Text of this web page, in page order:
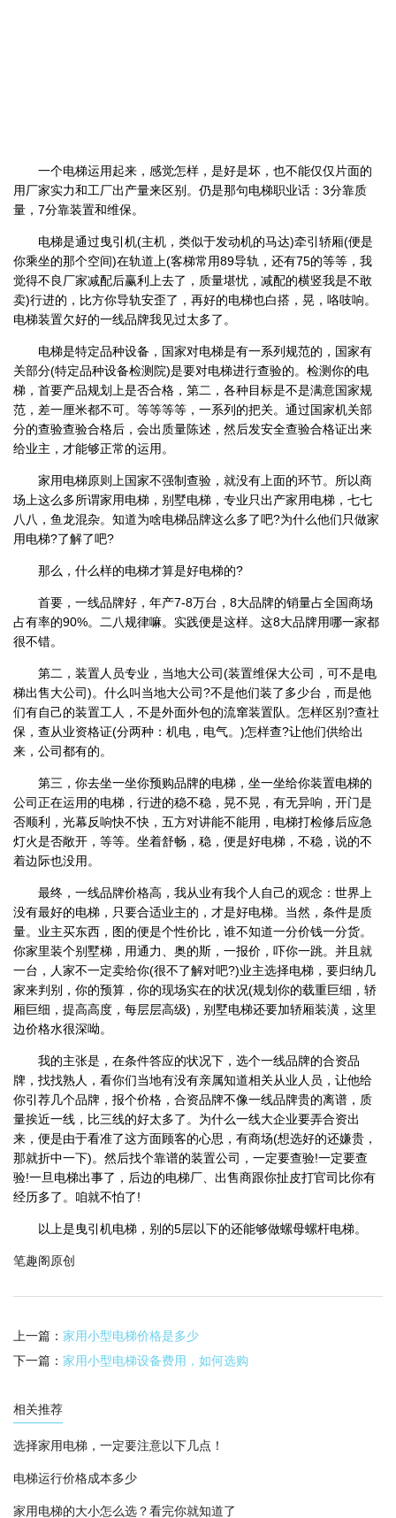
一个电梯运用起来，感觉怎样，是好是坏，也不能仅仅片面的
用厂家实力和工厂出产量来区别。仍是那句电梯职业话：3分靠质
量，7分靠装置和维保。
电梯是通过曳引机(主机，类似于发动机的马达)牵引轿厢(便是
你乘坐的那个空间)在轨道上(客梯常用89导轨，还有75的等等，我
觉得不良厂家减配后赢利上去了，质量堪忧，减配的横竖我是不敢
卖)行进的，比方你导轨安歪了，再好的电梯也白搭，晃，咯吱响。
电梯装置欠好的一线品牌我见过太多了。
电梯是特定品种设备，国家对电梯是有一系列规范的，国家有
关部分(特定品种设备检测院)是要对电梯进行查验的。检测你的电
梯，首要产品规划上是否合格，第二，各种目标是不是满意国家规
范，差一厘米都不可。等等等等，一系列的把关。通过国家机关部
分的查验查验合格后，会出质量陈述，然后发安全查验合格证出来
给业主，才能够正常的运用。
家用电梯原则上国家不强制查验，就没有上面的环节。所以商
场上这么多所谓家用电梯，别墅电梯，专业只出产家用电梯，七七
八八，鱼龙混杂。知道为啥电梯品牌这么多了吧?为什么他们只做家
用电梯?了解了吧?
那么，什么样的电梯才算是好电梯的?
首要，一线品牌好，年产7-8万台，8大品牌的销量占全国商场
占有率的90%。二八规律嘛。实践便是这样。这8大品牌用哪一家都
很不错。
第二，装置人员专业，当地大公司(装置维保大公司，可不是电
梯出售大公司)。什么叫当地大公司?不是他们装了多少台，而是他
们有自己的装置工人，不是外面外包的流窜装置队。怎样区别?查社
保，查从业资格证(分两种：机电，电气。)怎样查?让他们供给出
来，公司都有的。
第三，你去坐一坐你预购品牌的电梯，坐一坐给你装置电梯的
公司正在运用的电梯，行进的稳不稳，晃不晃，有无异响，开门是
否顺利，光幕反响快不快，五方对讲能不能用，电梯打检修后应急
灯火是否敞开，等等。坐着舒畅，稳，便是好电梯，不稳，说的不
着边际也没用。
最终，一线品牌价格高，我从业有我个人自己的观念：世界上
没有最好的电梯，只要合适业主的，才是好电梯。当然，条件是质
量。业主买东西，图的便是个性价比，谁不知道一分价钱一分货。
你家里装个别墅梯，用通力、奥的斯，一报价，吓你一跳。并且就
一台，人家不一定卖给你(很不了解对吧?)业主选择电梯，要归纳几
家来判别，你的预算，你的现场实在的状况(规划你的载重巨细，轿
厢巨细，提高高度，每层层高级)，别墅电梯还要加轿厢装潢，这里
边价格水很深呦。
我的主张是，在条件答应的状况下，选个一线品牌的合资品
牌，找找熟人，看你们当地有没有亲属知道相关从业人员，让他给
你引荐几个品牌，报个价格，合资品牌不像一线品牌贵的离谱，质
量挨近一线，比三线的好太多了。为什么一线大企业要弄合资出
来，便是由于看准了这方面顾客的心思，有商场(想选好的还嫌贵，
那就折中一下)。然后找个靠谱的装置公司，一定要查验!一定要查
验!一旦电梯出事了，后边的电梯厂、出售商跟你扯皮打官司比你有
经历多了。咱就不怕了!
以上是曳引机电梯，别的5层以下的还能够做螺母螺杆电梯。
笔趣阁原创
上一篇： 家用小型电梯价格是多少
下一篇： 家用小型电梯设备费用，如何选购
相关推荐
选择家用电梯，一定要注意以下几点！
电梯运行价格成本多少
家用电梯的大小怎么选？看完你就知道了